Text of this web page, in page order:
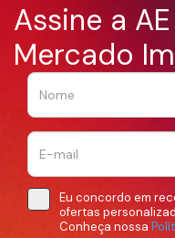
Assine a
Mercado
Eu concordo em
ofertas
Conheça nossa